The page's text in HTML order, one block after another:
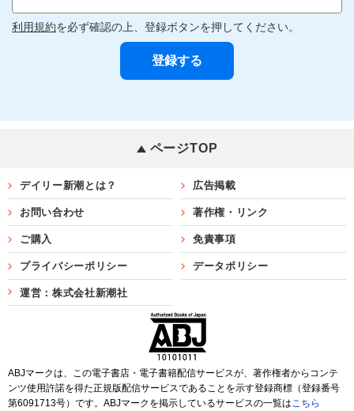
利用規約を必ず確認の上、登録ボタンを押してください。
ページTOP
デイリー新潮とは？ 広告掲載
お問い合わせ 著作権・リンク
ご購入 免責事項
プライバシーポリシー データポリシー
運営：株式会社新潮社
ABJマークは、この電子書店・電子書籍配信サービスが、著作権者からコンテ
ンツ使用許諾を得た正規版配信サービスであることを示す登録商標（登録番号
第6091713号）です。ABJマークを掲示しているサービスの一覧はこちら